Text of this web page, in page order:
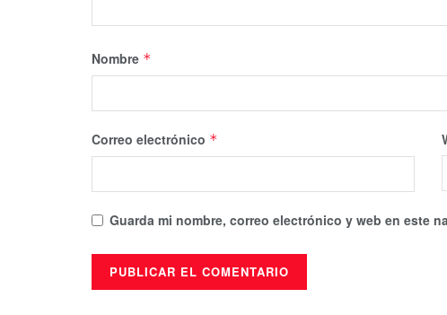
Nombre *
Correo electrónico *
Guarda mi nombre, correo electrónico y web en este